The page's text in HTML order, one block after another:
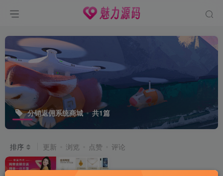
分销返佣系统商城 共1篇
排序 更新 浏览 点赞 评论